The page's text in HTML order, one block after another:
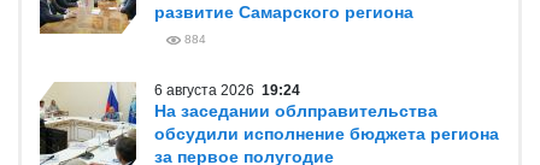
развитие Самарского региона
884
6 августа 2026 19:24
На заседании облправительства
обсудили исполнение бюджета региона
за первое полугодие